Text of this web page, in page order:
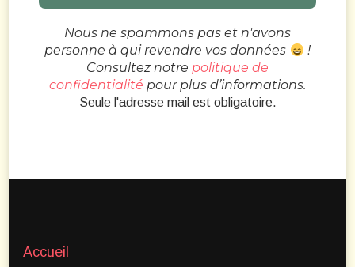
Nous ne spammons pas et n'avons
personne à qui revendre vos données
!
Consultez notre politique de
confidentialité pour plus d’informations.
Seule l'adresse mail est obligatoire.
Accueil